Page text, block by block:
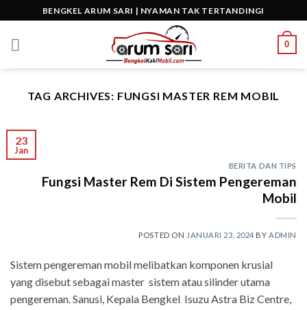
to
content
BENGKEL ARUM SARI | NYAMAN TAK TERTANDINGI
0
TAG ARCHIVES: FUNGSI MASTER REM MOBIL
23
Jan
BERITA DAN TIPS
Fungsi Master Rem Di Sistem Pengereman
Mobil
POSTED ON JANUARI 23, 2024 BY ADMIN
Sistem pengereman mobil melibatkan komponen krusial
yang disebut sebagai master sistem atau silinder utama
pengereman. Sanusi, Kepala Bengkel Isuzu Astra Biz Centre,